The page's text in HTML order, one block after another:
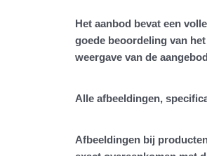
Het aanbod bevat een
goede beoordeling van
weergave van de
Alle afbeeldingen,
Afbeeldingen bij